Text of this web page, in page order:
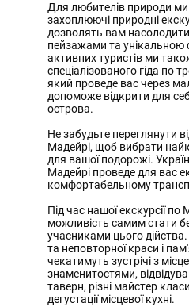
Для любителів природи
захоплюючі природні
дозволять вам
пейзажами та
активних туристів ми
спеціалізованого гіда по
який проведе вас через
допоможе відкрити для
острова.
Не забудьте переглянути
Мадейрі, щоб вибрати
для вашої подорожі.
Мадейрі проведе для вас
комфортабельному
Під час нашої екскурсії по
можливість самим стати
учасниками цього
та неповторної краси і
чекатимуть зустрічі з
знаменитостями,
таверн, різні майстер
дегустації місцевої кухні.